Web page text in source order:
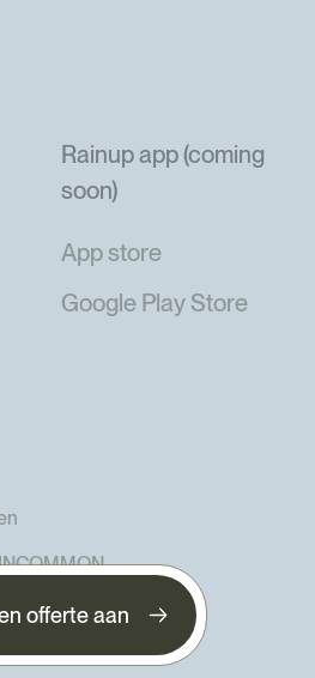
offerte aan
Rainup app (coming
soon)
App store
Google Play Store
The Goodd Company,